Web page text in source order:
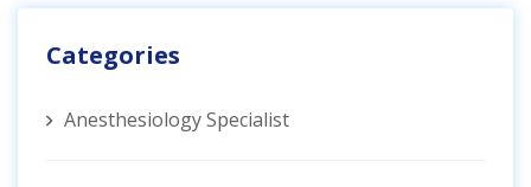
Categories
Anesthesiology Specialist